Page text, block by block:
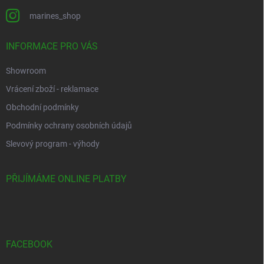
marines_shop
INFORMACE PRO VÁS
Showroom
Vrácení zboží - reklamace
Obchodní podmínky
Podmínky ochrany osobních údajů
Slevový program - výhody
PŘIJÍMÁME ONLINE PLATBY
FACEBOOK